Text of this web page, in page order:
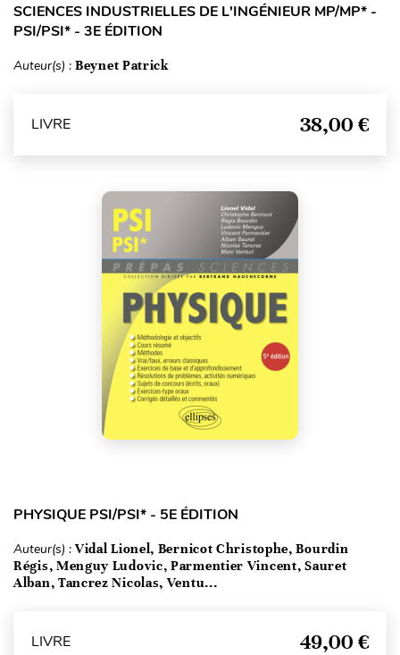
SCIENCES INDUSTRIELLES DE L'INGÉNIEUR MP/MP* -
PSI/PSI* - 3E ÉDITION
Auteur(s) : Beynet Patrick
LIVRE 38,00 €
PHYSIQUE PSI/PSI* - 5E ÉDITION
Auteur(s) : Vidal Lionel, Bernicot Christophe, Bourdin
Régis, Menguy Ludovic, Parmentier Vincent, Sauret
Alban, Tancrez Nicolas, Ventu...
LIVRE 49,00 €